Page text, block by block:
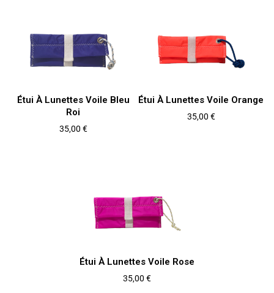
Étui À Lunettes Voile Bleu
Roi
Prix
35,00 €
Étui À Lunettes Voile Orange
Prix
35,00 €
Étui À Lunettes Voile Rose
Prix
35,00 €